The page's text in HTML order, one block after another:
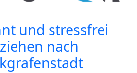
und stressfrei
nach